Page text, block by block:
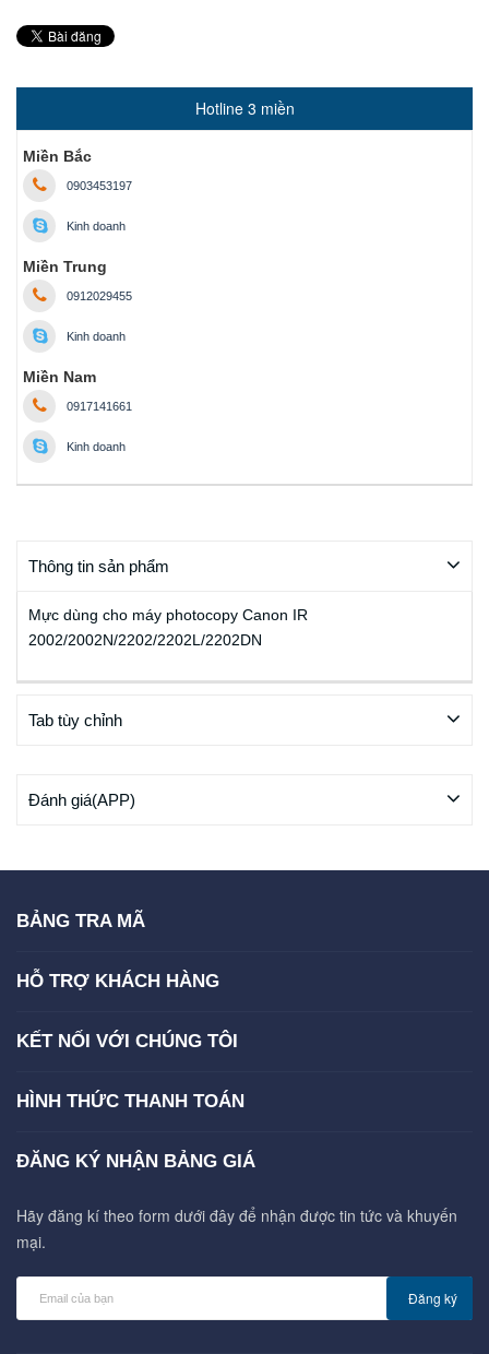
Hotline 3 miền
Miền Bắc
0903453197
Kinh doanh
Miền Trung
0912029455
Kinh doanh
Miền Nam
0917141661
Kinh doanh
Thông tin sản phẩm
Mực dùng cho máy photocopy Canon IR
2002/2002N/2202/2202L/2202DN
Tab tùy chỉnh
Đánh giá(APP)
BẢNG TRA MÃ
HỖ TRỢ KHÁCH HÀNG
KẾT NỐI VỚI CHÚNG TÔI
HÌNH THỨC THANH TOÁN
ĐĂNG KÝ NHẬN BẢNG GIÁ
Hãy đăng kí theo form dưới đây để nhận được tin tức và khuyến
mại.
Đăng ký